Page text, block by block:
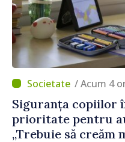
/ Acum 4
Siguranța copiilor
prioritate pentru
„Trebuie să creăm